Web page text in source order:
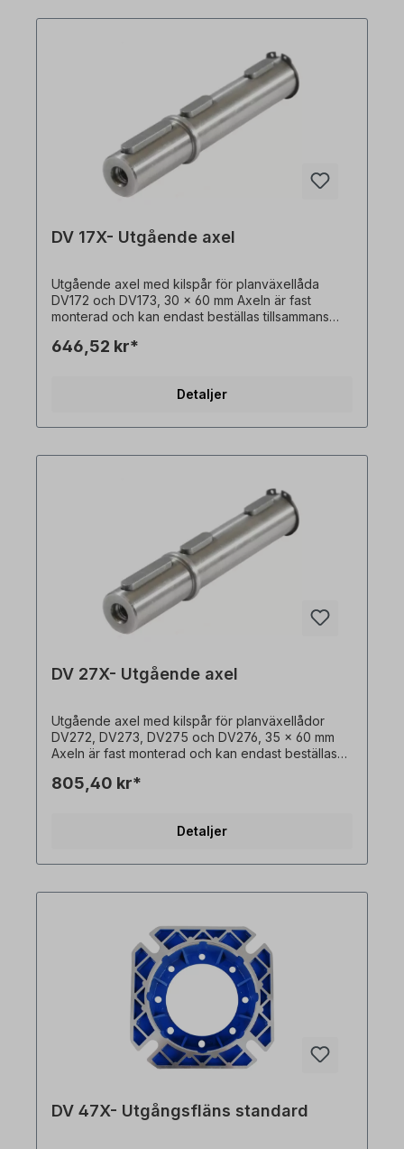
DV 17X- Utgående axel
Utgående axel med kilspår för planväxellåda
DV172 och DV173, 30 x 60 mm Axeln är fast
monterad och kan endast beställas tillsammans
bindande exempel! Med reservation för tekniska
646,52 kr*
Detaljer
DV 27X- Utgående axel
Utgående axel med kilspår för planväxellådor
DV272, DV273, DV275 och DV276, 35 x 60 mm
Axeln är fast monterad och kan endast beställas
är icke-bindande exempel! Med reservation för
805,40 kr*
Detaljer
DV 47X- Utgångsfläns standard